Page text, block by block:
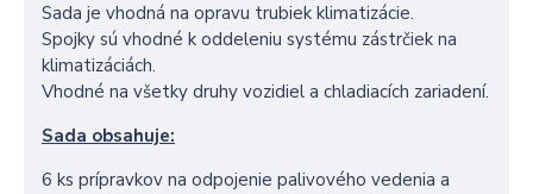
Sada je vhodná na opravu trubiek klimatizácie.
Spojky sú vhodné k oddeleniu systému zástrčiek na
klimatizáciách.
Vhodné na všetky druhy vozidiel a chladiacích zariadení.
Sada obsahuje:
6 ks prípravkov na odpojenie palivového vedenia a